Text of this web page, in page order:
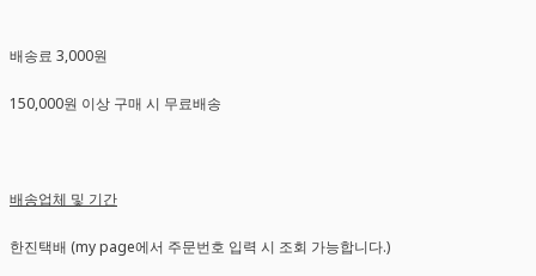
배송료 3,000원
150,000원 이상 구매 시 무료배송
배송업체 및 기간
한진택배 (my page에서 주문번호 입력 시 조회 가능합니다.)